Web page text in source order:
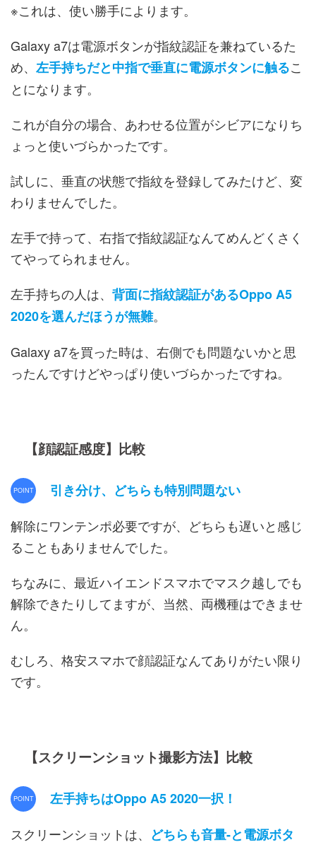
※これは、使い勝手によります。
Galaxy a7は電源ボタンが指紋認証を兼ねているた
め、 左手持ちだと中指で垂直に電源ボタンに触るこ
とになります。
これが自分の場合、あわせる位置がシビアになりち
ょっと使いづらかったです。
試しに、垂直の状態で指紋を登録してみたけど、変
わりませんでした。
左手で持って、右指で指紋認証なんてめんどくさく
てやってられません。
左手持ちの人は、 背面に指紋認証があるOppo A5
2020を選んだほうが無難。
Galaxy a7を買った時は、右側でも問題ないかと思
ったんですけどやっぱり使いづらかったですね。
【顔認証感度】比較
引き分け、どちらも特別問題ない
解除にワンテンポ必要ですが、どちらも遅いと感じ
ることもありませんでした。
ちなみに、最近ハイエンドスマホでマスク越しでも
解除できたりしてますが、当然、両機種はできませ
ん。
むしろ、格安スマホで顔認証なんてありがたい限り
です。
【スクリーンショット撮影方法】比較
左手持ちはOppo A5 2020一択！
スクリーンショットは、 どちらも音量-と電源ボタ